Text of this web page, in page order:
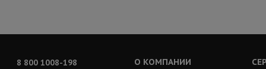
8 800 1008-198
О КОМПАНИИ